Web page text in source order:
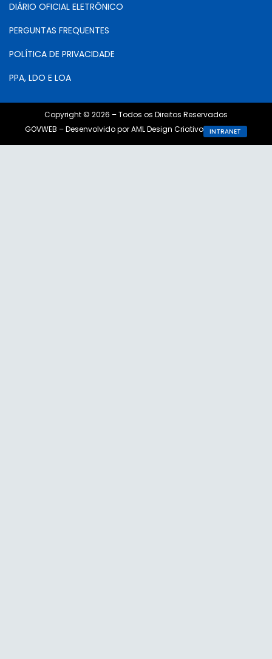
DIÁRIO OFICIAL ELETRÔNICO
PERGUNTAS FREQUENTES
POLÍTICA DE PRIVACIDADE
PPA, LDO E LOA
Copyright © 2026 – Todos os Direitos Reservados
GOVWEB – Desenvolvido por AML Design Criativo
INTRANET